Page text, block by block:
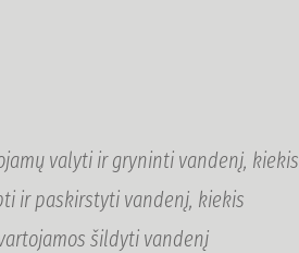
valyti ir gryninti vandenį, kiekis
ir paskirstyti vandenį, kiekis
šildyti vandenį